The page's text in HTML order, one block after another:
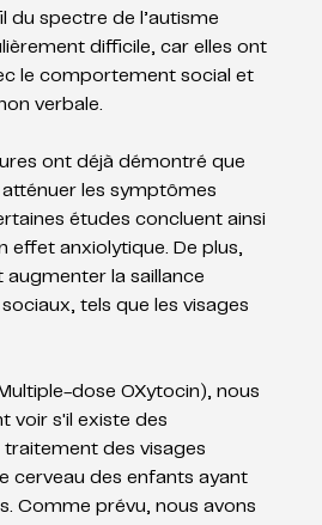
du spectre de l’autisme
difficile, car elles ont
le comportement social et
verbale.
ont déjà démontré que
les symptômes
études concluent ainsi
effet anxiolytique. De plus,
la saillance
tels que les visages
dose OXytocin), nous
voir s'il existe des
des visages
cerveau des enfants ayant
Comme prévu, nous avons